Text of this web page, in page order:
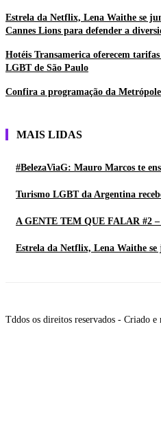
Estrela da Netflix, Lena Waithe se
Cannes Lions para defender a
Hotéis Transamerica oferecem
LGBT de São Paulo
Confira a programação da
MAIS LIDAS
#BelezaViaG: Mauro Marcos te
Turismo LGBT da Argentina
A GENTE TEM QUE FALAR #2
Estrela da Netflix, Lena Waithe
Tddos os direitos reservados - Criado